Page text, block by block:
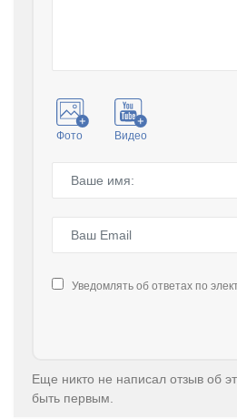
Фото Видео
Уведомлять об ответах по
Еще никто не написал отзыв об
быть первым.